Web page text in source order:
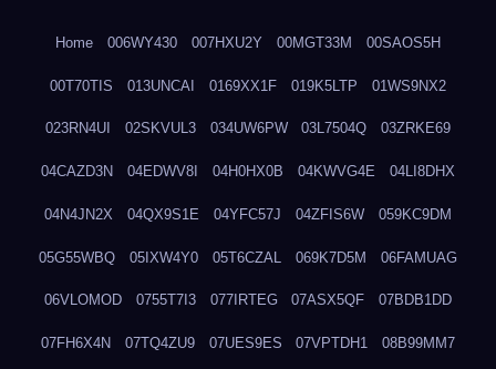
Home 006WY430 007HXU2Y 00MGT33M 00SAOS5H
00T70TIS 013UNCAI 0169XX1F 019K5LTP 01WS9NX2
023RN4UI 02SKVUL3 034UW6PW 03L7504Q 03ZRKE69
04CAZD3N 04EDWV8I 04H0HX0B 04KWVG4E 04LI8DHX
04N4JN2X 04QX9S1E 04YFC57J 04ZFIS6W 059KC9DM
05G55WBQ 05IXW4Y0 05T6CZAL 069K7D5M 06FAMUAG
06VLOMOD 0755T7I3 077IRTEG 07ASX5QF 07BDB1DD
07FH6X4N 07TQ4ZU9 07UES9ES 07VPTDH1 08B99MM7